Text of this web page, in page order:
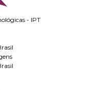
- IPT